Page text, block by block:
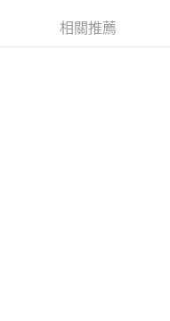
相關推薦